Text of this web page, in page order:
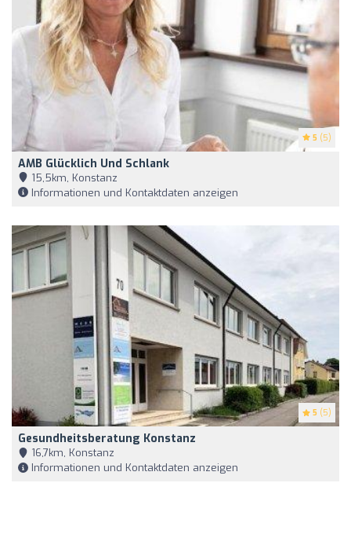
5 (5)
AMB Glücklich Und Schlank
15,5km, Konstanz
Informationen und Kontaktdaten anzeigen
5 (5)
Gesundheitsberatung Konstanz
16,7km, Konstanz
Informationen und Kontaktdaten anzeigen